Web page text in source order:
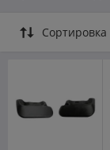
Сортировка